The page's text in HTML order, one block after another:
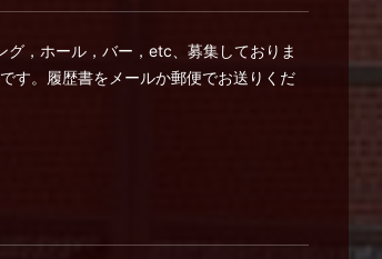
グ，ホール，バー，etc、募集しておりま
す。履歴書をメールか郵便でお送りくだ